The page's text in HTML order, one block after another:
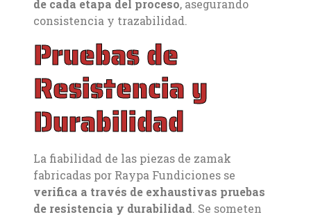
de cada etapa del proceso, asegurando
consistencia y trazabilidad.
Pruebas de
Resistencia y
Durabilidad
La fiabilidad de las piezas de zamak
fabricadas por Raypa Fundiciones se
verifica a través de exhaustivas pruebas
de resistencia y durabilidad. Se someten